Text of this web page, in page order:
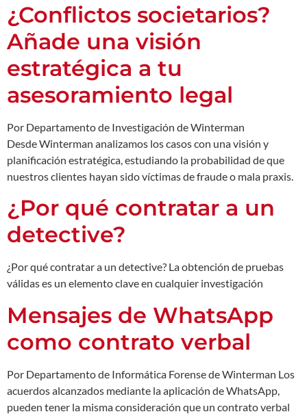
¿Conflictos societarios?
Añade una visión
estratégica a tu
asesoramiento legal
Por Departamento de Investigación de Winterman
Desde Winterman analizamos los casos con una visión y
planificación estratégica, estudiando la probabilidad de que
nuestros clientes hayan sido víctimas de fraude o mala praxis.
¿Por qué contratar a un
detective?
¿Por qué contratar a un detective? La obtención de pruebas
válidas es un elemento clave en cualquier investigación
Mensajes de WhatsApp
como contrato verbal
Por Departamento de Informática Forense de Winterman Los
acuerdos alcanzados mediante la aplicación de WhatsApp,
pueden tener la misma consideración que un contrato verbal